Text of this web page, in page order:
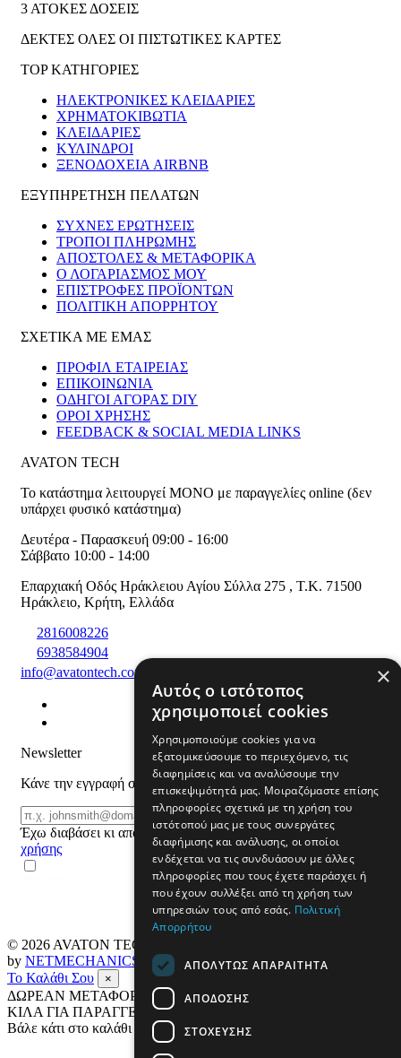
3 ΑΤΟΚΕΣ ΔΟΣΕΙΣ
ΔΕΚΤΕΣ ΟΛΕΣ ΟΙ ΠΙΣΤΩΤΙΚΕΣ ΚΑΡΤΕΣ
TOP ΚΑΤΗΓΟΡΙΕΣ
ΗΛΕΚΤΡΟΝΙΚΈΣ ΚΛΕΙΔΑΡΙΈΣ
ΧΡΗΜΑΤΟΚΙΒΏΤΙΑ
ΚΛΕΙΔΑΡΙΈΣ
ΚΎΛΙΝΔΡΟΙ
ΞΕΝΟΔΟΧΕΊΑ AIRBNB
ΕΞΥΠΗΡΕΤΗΣΗ ΠΕΛΑΤΩΝ
ΣΥΧΝΕΣ ΕΡΩΤΗΣΕΙΣ
ΤΡΟΠΟΙ ΠΛΗΡΩΜΗΣ
ΑΠΟΣΤΟΛΕΣ & ΜΕΤΑΦΟΡΙΚΑ
Ο ΛΟΓΑΡΙΑΣΜΟΣ ΜΟΥ
ΕΠΙΣΤΡΟΦΕΣ ΠΡΟΪΟΝΤΩΝ
ΠΟΛΙΤΙΚΗ ΑΠΟΡΡΗΤΟΥ
ΣΧΕΤΙΚΑ ΜΕ ΕΜΑΣ
ΠΡΟΦΙΛ ΕΤΑΙΡΕΙΑΣ
ΕΠΙΚΟΙΝΩΝΙΑ
ΟΔΗΓΟΙ ΑΓΟΡΑΣ DIY
ΟΡΟΙ ΧΡΗΣΗΣ
FEEDBACK & SOCIAL MEDIA LINKS
AVATON TECH
Το κατάστημα λειτουργεί ΜΟΝΟ με παραγγελίες online (δεν
υπάρχει φυσικό κατάστημα)
Δευτέρα - Παρασκευή 09:00 - 16:00
Σάββατο 10:00 - 14:00
Επαρχιακή Οδός Ηράκλειου Αγίου Σύλλα 275 , T.K. 71500
Ηράκλειο, Κρήτη, Ελλάδα
2816008226
6938584904
info@avatontech.com
Newsletter
Κάνε την εγγραφή σου και μάθε για προϊόντα και προσφορές
Email
ΕΓΓΡΑΦΗ
Έχω διαβάσει κι αποδέχομαι τουςόρους
χρήσης
© 2026 AVATON TECH
by NETMECHANICS
Το Καλάθι Σου
×
ΔΩΡΕΑΝ ΜΕΤΑΦΟΡΙΚΑ ΣΕ ΟΛΗ ΤΗΝ ΕΛΛΑΔΑ ΕΩΣ 4
ΚΙΛΑ ΓΙΑ ΠΑΡΑΓΓΕΛΙΕΣ ΑΝΩ ΤΩΝ 69€
Βάλε κάτι στο καλάθι σου
×
Αυτός ο ιστότοπος
χρησιμοποιεί cookies
Χρησιμοποιούμε cookies για να
εξατομικεύσουμε το περιεχόμενο, τις
διαφημίσεις και να αναλύσουμε την
επισκεψιμότητά μας. Μοιραζόμαστε επίσης
πληροφορίες σχετικά με τη χρήση του
ιστότοπού μας με τους συνεργάτες
διαφήμισης και ανάλυσης, οι οποίοι
ενδέχεται να τις συνδυάσουν με άλλες
πληροφορίες που τους έχετε παράσχει ή
που έχουν συλλέξει από τη χρήση των
υπηρεσιών τους από εσάς. Πολιτική
Απορρήτου
ΑΠΟΛΎΤΩΣ ΑΠΑΡΑΊΤΗΤΑ
ΑΠΌΔΟΣΗΣ
ΣΤΌΧΕΥΣΗΣ